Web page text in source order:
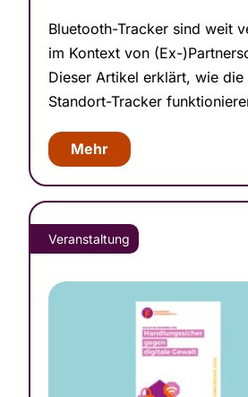
Bluetooth-Tracker sind weit
im Kontext von (Ex-
Dieser Artikel erklärt, wie die
Standort-Tracker
Mehr
Verans­taltung